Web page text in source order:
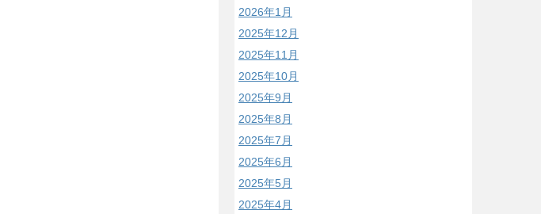
2026年1月
2025年12月
2025年11月
2025年10月
2025年9月
2025年8月
2025年7月
2025年6月
2025年5月
2025年4月